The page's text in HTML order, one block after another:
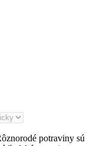
potraviny sú